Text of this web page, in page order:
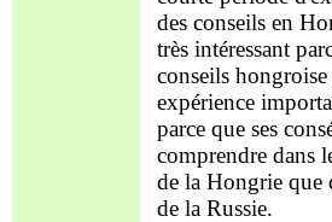
des conseils en
très intéressant
conseils
expérience
parce que ses
comprendre dans
de la Hongrie que
de la Russie.